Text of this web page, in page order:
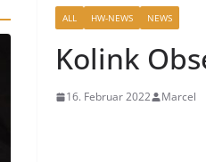
ALL HW-NEWS NEWS
Kolink
16. Februar 2022 Marcel